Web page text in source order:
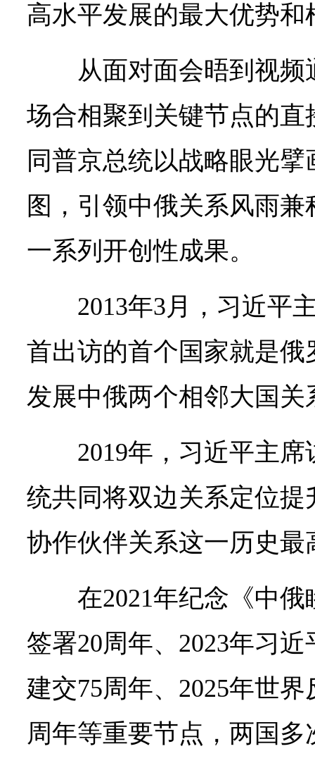
高水平发展的最大优势和
从面对面会晤到视
场合相聚到关键节点的
同普京总统以战略眼光
图，引领中俄关系风雨
一系列开创性成果。
2013年3月，习近平
首出访的首个国家就是
发展中俄两个相邻大国关
2019年，习近平主
统共同将双边关系定位
协作伙伴关系这一历史最
在2021年纪念《中
签署20周年、2023年习
建交75周年、2025年世
周年等重要节点，两国